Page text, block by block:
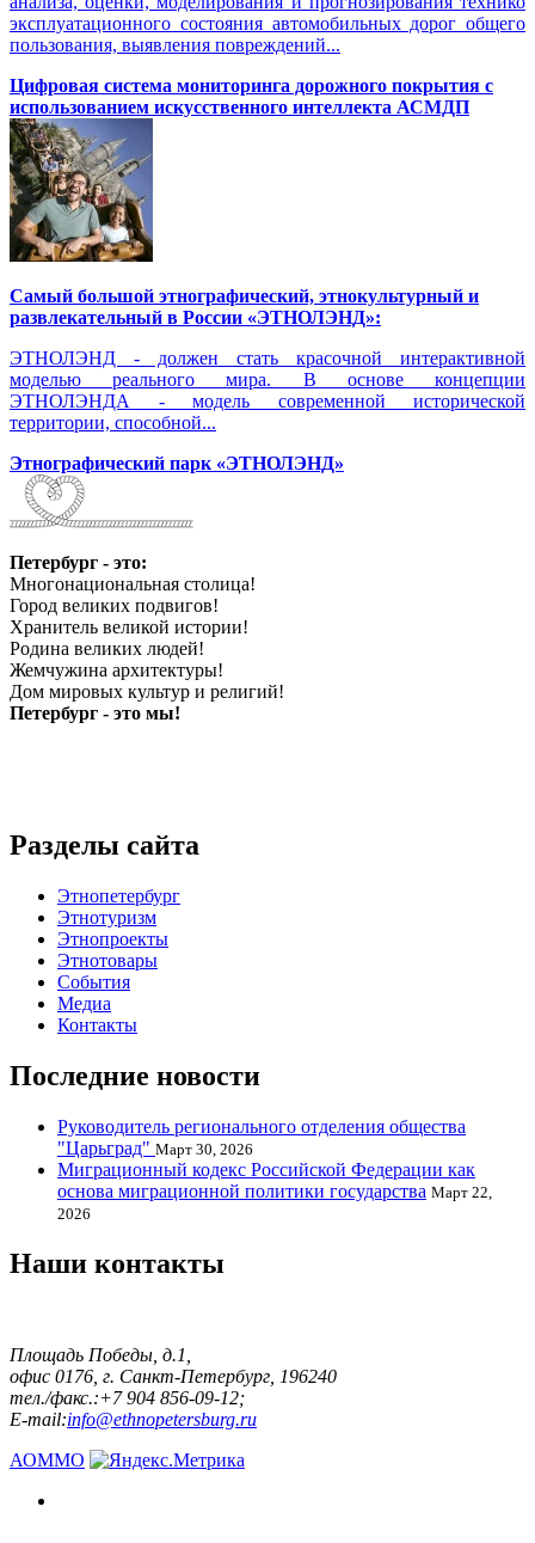
эксплуатационного состояния автомобильных дорог общего
пользования, выявления повреждений...
Цифровая система мониторинга дорожного покрытия с
использованием искусственного интеллекта АСМДП
Самый большой этнографический, этнокультурный и
развлекательный в России «ЭТНОЛЭНД»:
ЭТНОЛЭНД - должен стать красочной интерактивной
моделью реального мира. В основе концепции
ЭТНОЛЭНДА - модель современной исторической
территории, способной...
Этнографический парк «ЭТНОЛЭНД»
Петербург - это:
Многонациональная столица!
Город великих подвигов!
Хранитель великой истории!
Родина великих людей!
Жемчужина архитектуры!
Дом мировых культур и религий!
Петербург - это мы!
Разделы сайта
Этнопетербург
Этнотуризм
Этнопроекты
Этнотовары
События
Медиа
Контакты
Последние новости
Руководитель регионального отделения общества
"Царьград" Март 30, 2026
Миграционный кодекс Российской Федерации как
основа миграционной политики государства Март 22,
2026
Наши контакты
Площадь Победы, д.1,
офис 0176, г. Санкт-Петербург, 196240
тел./факс.:+7 904 856-09-12;
E-mail:info@ethnopetersburg.ru
АОММО